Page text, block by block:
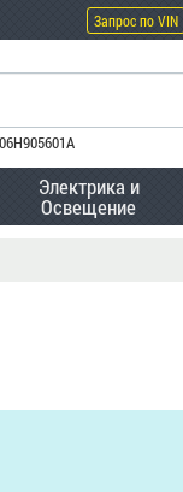
Запрос по VIN
Электрика и
Освещение